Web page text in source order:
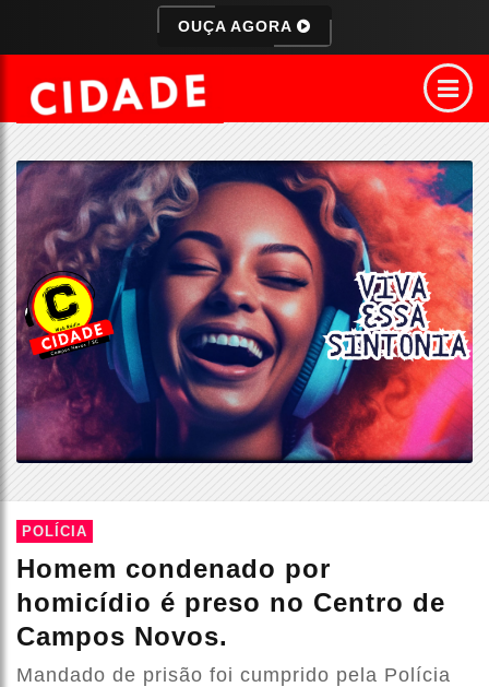
OUÇA AGORA
POLÍCIA
Homem condenado por
homicídio é preso no Centro de
Campos Novos.
Mandado de prisão foi cumprido pela Polícia